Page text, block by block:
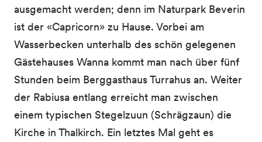
ausgemacht werden; denn im Naturpark Beverin
ist der «Capricorn» zu Hause. Vorbei am
Wasserbecken unterhalb des schön gelegenen
Gästehauses Wanna kommt man nach über fünf
Stunden beim Berggasthaus Turrahus an. Weiter
der Rabiusa entlang erreicht man zwischen
einem typischen Stegelzuun (Schrägzaun) die
Kirche in Thalkirch. Ein letztes Mal geht es